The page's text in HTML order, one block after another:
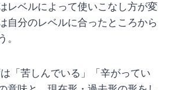
レベルによって使いこなし方が変
自分のレベルに合ったところから
。
「苦しんでいる」「辛がってい